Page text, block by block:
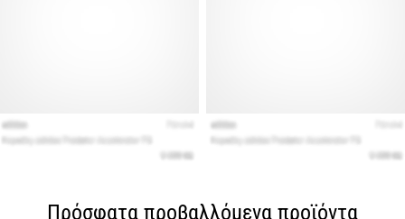
Πρόσφατα προβαλλόμενα προϊόντα